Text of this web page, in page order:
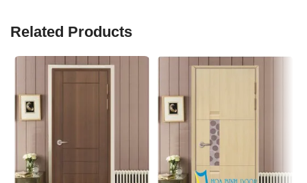
Cấu tạo củacửa nhựa gỗ Sung Yu
Tấm cửa được làm từ bột gỗ xay mịn với hạt nhựa PVC.
Keo chuyên dụng trộn lẫn đều với nhau dưới nhiệt độ và áp suất
cao.
Related Products